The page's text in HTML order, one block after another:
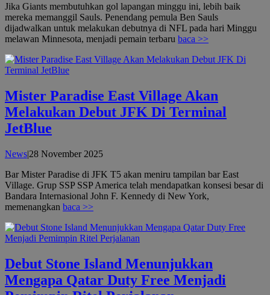
Jika Giants membutuhkan gol lapangan minggu ini, lebih baik
mereka memanggil Sauls. Penendang pemula Ben Sauls
dijadwalkan untuk melakukan debutnya di NFL pada hari Minggu
melawan Minnesota, menjadi pemain terbaru baca >>
Mister Paradise East Village Akan
Melakukan Debut JFK Di Terminal
JetBlue
News|28 November 2025oleh
Bar Mister Paradise di JFK T5 akan meniru tampilan bar East
Village. Grup SSP SSP America telah mendapatkan konsesi besar di
Bandara Internasional John F. Kennedy di New York,
memenangkan baca >>
Debut Stone Island Menunjukkan
Mengapa Qatar Duty Free Menjadi